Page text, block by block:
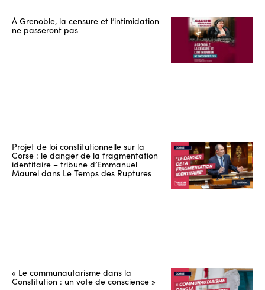
À Grenoble, la censure et l’intimidation
ne passeront pas
Projet de loi constitutionnelle sur la
Corse : le danger de la fragmentation
identitaire – tribune d’Emmanuel
Maurel dans Le Temps des Ruptures
« Le communautarisme dans la
Constitution : un vote de conscience »